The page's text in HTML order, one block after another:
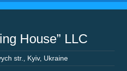
House” LLC
str. Kyiv, Ukraine